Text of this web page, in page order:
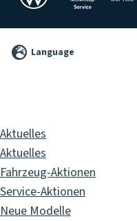
2026 Language
Aktuelles
Aktuelles
Fahrzeug-Aktionen
Service-Aktionen
Neue Modelle